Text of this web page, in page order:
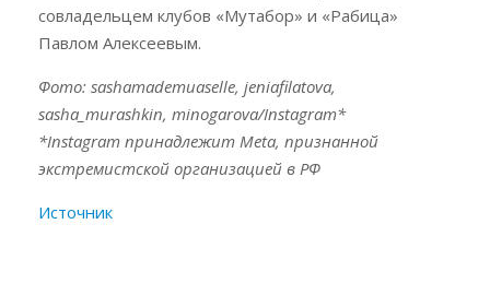
совладельцем клубов «Мутабор» и «Рабица»
Павлом Алексеевым.
Фото: sashamademuaselle, jeniafilatova,
sasha_murashkin, minogarova/Instagram*
*Instagram принадлежит Meta, признанной
экстремистской организацией в РФ
Источник